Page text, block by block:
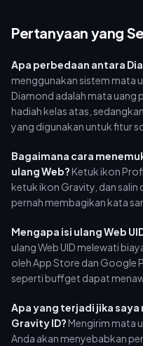
Pertanyaan yang
Apa perbedaan antara
menggunakan sistem mata
Diamond adalah mata uang
hadiah kelas atas,
yang digunakan untuk fitur
Bagaimana cara
ulang Web?Ketuk ikon
ketuk ikon Gravity, dan salin
pernah membagikan kata
Mengapa isi ulang Web
ulang Web UID melewati
oleh App Store dan Google
seperti buffget dapat
Apa yang terjadi jika saya
Gravity ID?Mengirim mata
Anda akan menyebabkan